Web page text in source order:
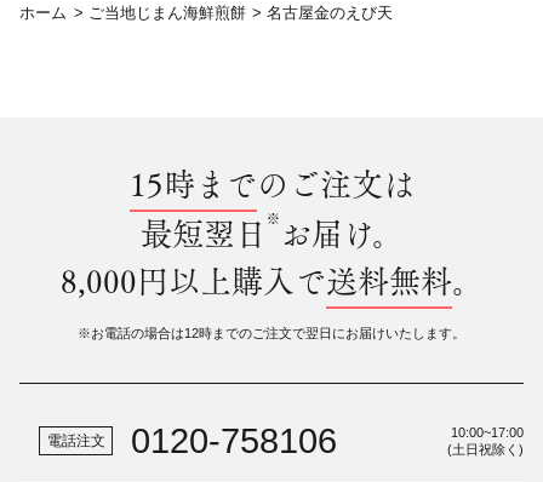
ホーム > ご当地じまん海鮮煎餅 > 名古屋金のえび天
15時までのご注文は
最短翌日 ※ お届け。
8,000円以上購入で送料無料。
※お電話の場合は12時までのご注文で翌日にお届けいたします。
電話注文 0120-758106
10:00~17:00
(土日祝除く)